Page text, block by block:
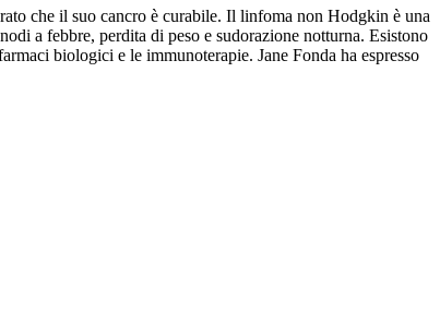
che il suo cancro è curabile. Il linfoma non Hodgkin è una
a febbre, perdita di peso e sudorazione notturna. Esistono
biologici e le immunoterapie. Jane Fonda ha espresso